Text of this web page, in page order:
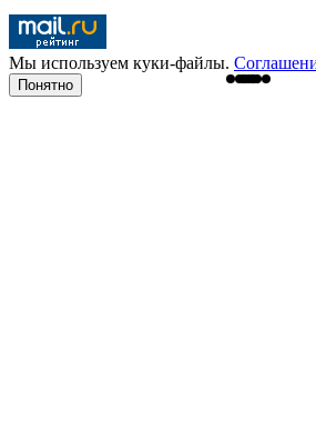
Мы используем куки-файлы.
Понятно